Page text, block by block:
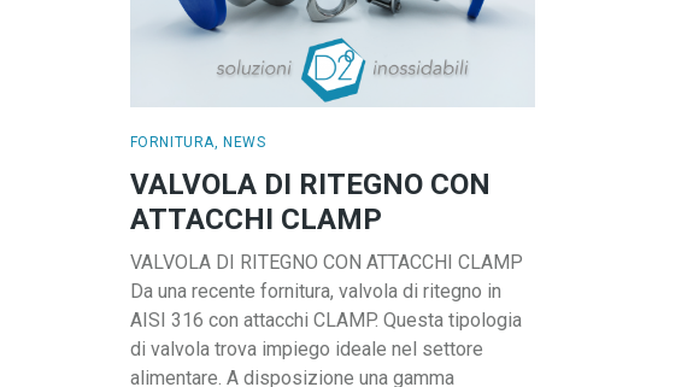
FORNITURA ,NEWS
VALVOLA DI RITEGNO CON
ATTACCHI CLAMP
VALVOLA DI RITEGNO CON ATTACCHI CLAMP
Da una recente fornitura, valvola di ritegno in
AISI 316 con attacchi CLAMP. Questa tipologia
di valvola trova impiego ideale nel settore
alimentare. A disposizione una gamma